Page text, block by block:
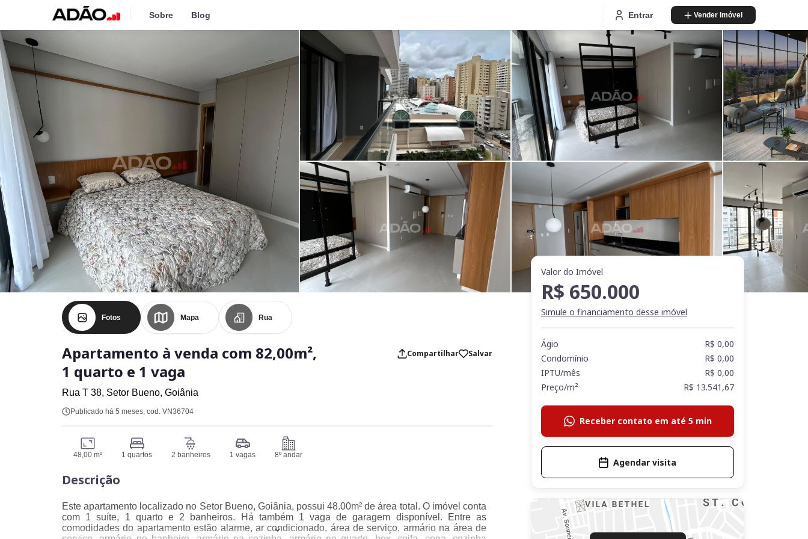
Sobre Blog Entrar Vender Imóvel
Fotos Mapa Rua
Apartamento à venda com 82,00m²,
1 quarto e 1 vaga
Compartilhar Salvar
Rua T 38, Setor Bueno, Goiânia
Publicado há 5 meses, cod. VN36704
48,00 m² 1 quartos 2 banheiros 1 vagas 8º andar
Descrição
Este apartamento localizado no Setor Bueno, Goiânia, possui 48.00m² de área total. O imóvel conta
com 1 suíte, 1 quarto e 2 banheiros. Há também 1 vaga de garagem disponível. Entre as
comodidades do apartamento estão alarme, ar condicionado, área de serviço, armário na área de
Valor do Imóvel
R$ 650.000
Simule o financiamento desse imóvel
Ágio
R$ 0,00
Condomínio
R$ 0,00
IPTU/mês
R$ 0,00
Preço/m²
R$ 13.541,67
Receber contato em até 5 min
Agendar visita